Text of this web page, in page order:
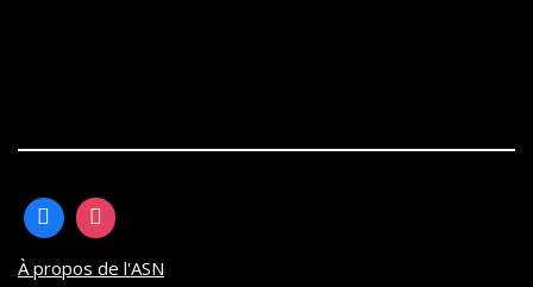
À propos de l'ASN